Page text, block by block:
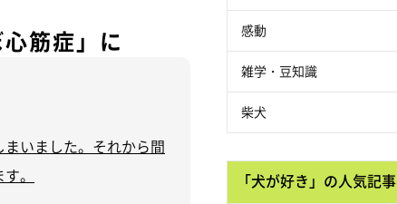
筋症」に
いました。それから間
。
感動
雑学・豆知識
柴犬
「犬が好き」の人気記事